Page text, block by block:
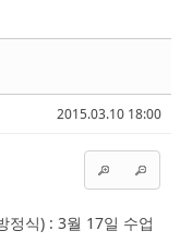
2015.03.10 18:00
식) : 3월 17일 수업
5
5